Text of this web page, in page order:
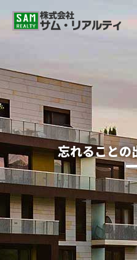
忘れることの